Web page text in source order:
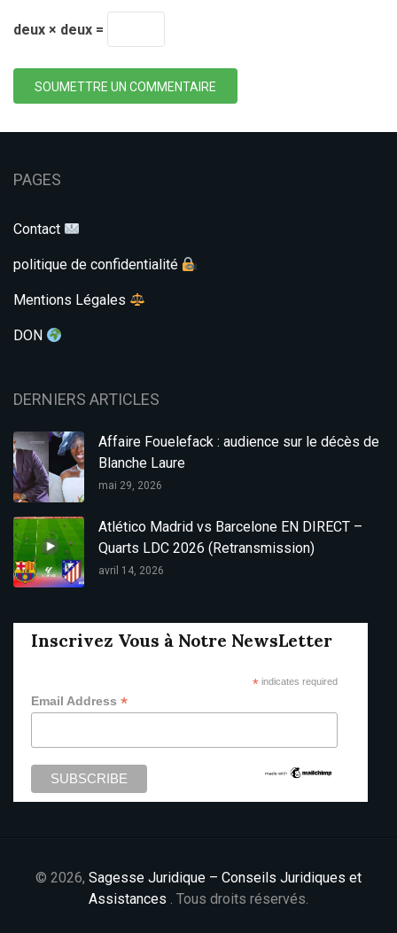
deux × deux =
SOUMETTRE UN COMMENTAIRE
PAGES
Contact
politique de confidentialité
Mentions Légales
DON
DERNIERS ARTICLES
Affaire Fouelefack : audience sur le décès de
Blanche Laure
mai 29, 2026
Atlético Madrid vs Barcelone EN DIRECT –
Quarts LDC 2026 (Retransmission)
avril 14, 2026
Inscrivez Vous à Notre NewsLetter
*indicates required
Email Address *
© 2026, Sagesse Juridique – Conseils Juridiques et
Assistances . Tous droits réservés.